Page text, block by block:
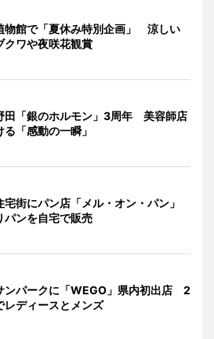
物館で「夏休み特別企画」 涼しい
クワや夜咲花観賞
田「銀のホルモン」3周年 美容師店
る「感動の一瞬」
宅街にパン店「メル・オン・パン」
ンを自宅で販売
ンパークに「WEGO」県内初出店 2
レディースとメンズ